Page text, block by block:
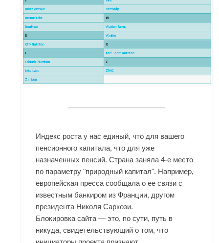
Индекс роста у нас единый, что для вашего
пенсионного капитала, что для уже
назначенных пенсий. Страна заняла 4-е место
по параметру "природный капитал". Например,
европейская пресса сообщала о ее связи с
известным банкиром из Франции, другом
президента Николя Саркози.
Блокировка сайта — это, по сути, путь в
никуда, свидетельствующий о том, что